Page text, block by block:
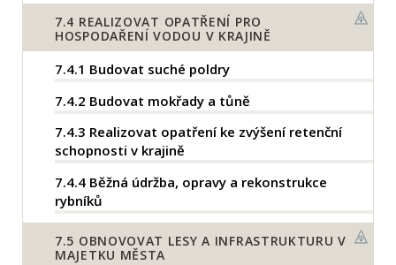
7.4 REALIZOVAT OPATŘENÍ PRO
HOSPODAŘENÍ VODOU V KRAJINĚ
7.4.1 Budovat suché poldry
7.4.2 Budovat mokřady a tůně
7.4.3 Realizovat opatření ke zvýšení retenční
schopnosti v krajině
7.4.4 Běžná údržba, opravy a rekonstrukce
rybníků
7.5 OBNOVOVAT LESY A INFRASTRUKTURU V
MAJETKU MĚSTA